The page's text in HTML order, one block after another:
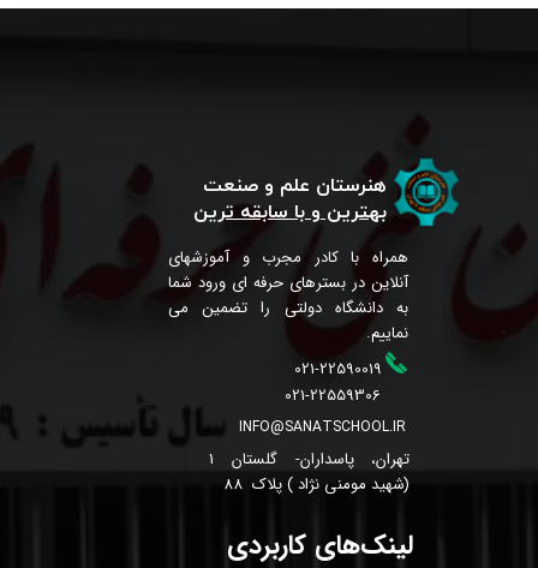
هنرستان علم و صنعت
بهترین و با سابقه ترین
همراه با کادر مجرب و آموزشهای
آنلاین در بسترهای حرفه ای ورود شما
به دانشگاه دولتی را تضمین می
نماییم.
021-22559306
INFO@SANATSCHOOL.IR
تهران، پاسداران- گلستان 1
(شهید مومنی نژاد ) پلاک 88
021-22590019
لینک‌های کاربردی